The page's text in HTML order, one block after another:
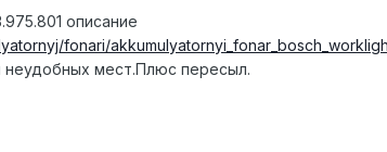
описание
fonari/
мест.Плюс пересыл.